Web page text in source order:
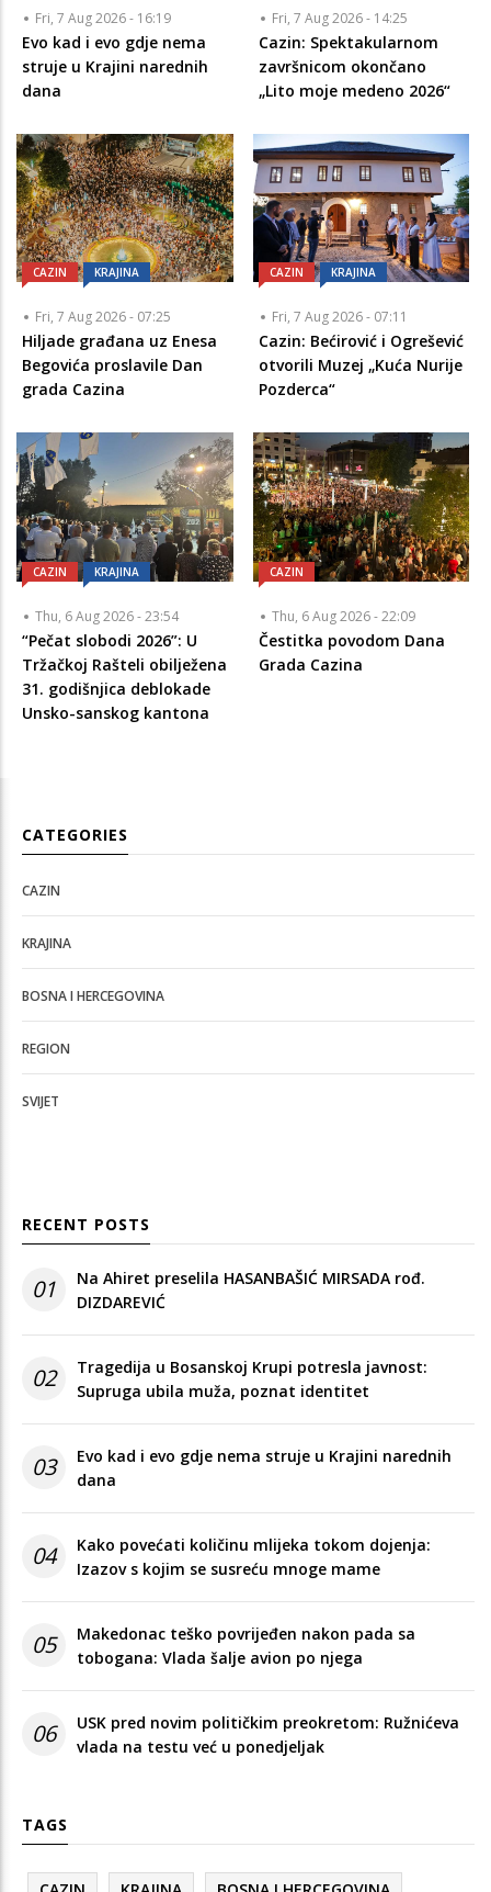
Fri, 7 Aug 2026 - 16:19
Evo kad i evo gdje nema
struje u Krajini narednih
dana
Fri, 7 Aug 2026 - 14:25
Cazin: Spektakularnom
završnicom okončano
„Lito moje medeno 2026“
CAZIN KRAJINA
Fri, 7 Aug 2026 - 07:25
Hiljade građana uz Enesa
Begovića proslavile Dan
grada Cazina
CAZIN KRAJINA
Fri, 7 Aug 2026 - 07:11
Cazin: Bećirović i Ogrešević
otvorili Muzej „Kuća Nurije
Pozderca“
CAZIN KRAJINA
Thu, 6 Aug 2026 - 23:54
“Pečat slobodi 2026”: U
Tržačkoj Rašteli obilježena
31. godišnjica deblokade
Unsko-sanskog kantona
CAZIN
Thu, 6 Aug 2026 - 22:09
Čestitka povodom Dana
Grada Cazina
CATEGORIES
CAZIN
KRAJINA
BOSNA I HERCEGOVINA
REGION
SVIJET
RECENT POSTS
01
Na Ahiret preselila HASANBAŠIĆ MIRSADA rođ.
DIZDAREVIĆ
02
Tragedija u Bosanskoj Krupi potresla javnost:
Supruga ubila muža, poznat identitet
03
Evo kad i evo gdje nema struje u Krajini narednih
dana
04
Kako povećati količinu mlijeka tokom dojenja:
Izazov s kojim se susreću mnoge mame
05
Makedonac teško povrijeđen nakon pada sa
tobogana: Vlada šalje avion po njega
06
USK pred novim političkim preokretom: Ružnićeva
vlada na testu već u ponedjeljak
TAGS